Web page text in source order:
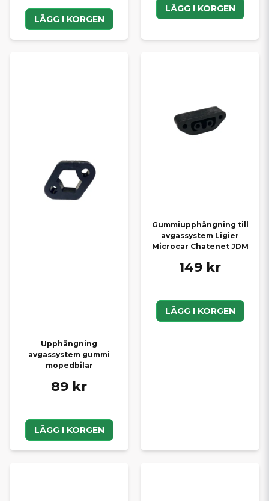
LÄGG I KORGEN
LÄGG I KORGEN
Upphängning
avgassystem gummi
mopedbilar
89 kr
LÄGG I KORGEN
Gummiupphängning till
avgassystem Ligier
Microcar Chatenet JDM
149 kr
LÄGG I KORGEN